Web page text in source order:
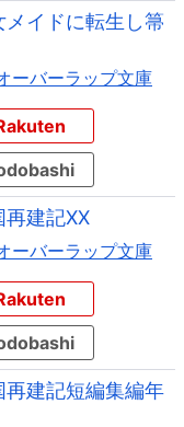
イドに転生し箒
ーバーラップ文庫
建記XX
ーバーラップ文庫
建記短編集編年